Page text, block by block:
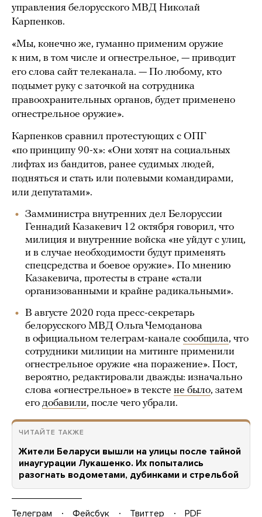
управления белорусского МВД Николай
Карпенков.
«Мы, конечно же, гуманно применим оружие
к ним, в том числе и огнестрельное, — приводит
его слова сайт телеканала. — По любому, кто
подымет руку с заточкой на сотрудника
правоохранительных органов, будет применено
огнестрельное оружие».
Карпенков сравнил протестующих с ОПГ
«по принципу 90-х»: «Они хотят на социальных
лифтах из бандитов, ранее судимых людей,
подняться и стать или полевыми командирами,
или депутатами».
Замминистра внутренних дел Белоруссии
Геннадий Казакевич 12 октября говорил, что
милиция и внутренние войска «не уйдут с улиц,
и в случае необходимости будут применять
спецсредства и боевое оружие». По мнению
Казакевича, протесты в стране «стали
организованными и крайне радикальными».
В августе 2020 года пресс-секретарь
белорусского МВД Ольга Чемоданова
в официальном телеграм-канале сообщила, что
сотрудники милиции на митинге применили
огнестрельное оружие «на поражение». Пост,
вероятно, редактировали дважды: изначально
слова «огнестрельное» в тексте не было, затем
его добавили, после чего убрали.
ЧИТАЙТЕ ТАКЖЕ
Жители Беларуси вышли на улицы после тайной
инаугурации Лукашенко. Их попытались
разогнать водометами, дубинками и стрельбой
Телеграм Фейсбук Твиттер
PDF